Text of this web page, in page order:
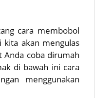
cara membobol
kita akan mengulas
Anda coba dirumah
di bawah ini cara
menggunakan